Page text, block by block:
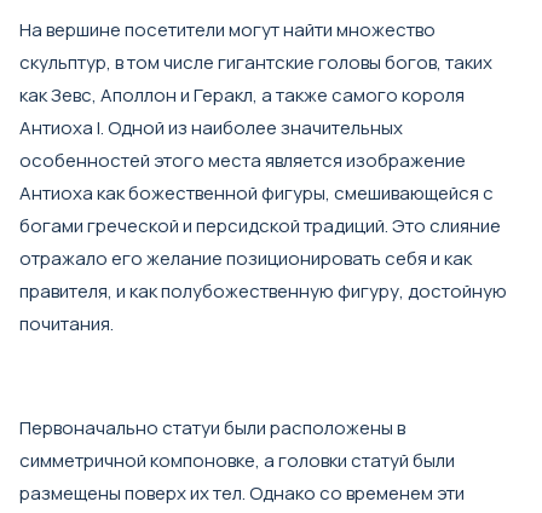
На вершине посетители могут найти множество
скульптур, в том числе гигантские головы богов, таких
как Зевс, Аполлон и Геракл, а также самого короля
Антиоха I. Одной из наиболее значительных
особенностей этого места является изображение
Антиоха как божественной фигуры, смешивающейся с
богами греческой и персидской традиций. Это слияние
отражало его желание позиционировать себя и как
правителя, и как полубожественную фигуру, достойную
почитания.
Первоначально статуи были расположены в
симметричной компоновке, а головки статуй были
размещены поверх их тел. Однако со временем эти